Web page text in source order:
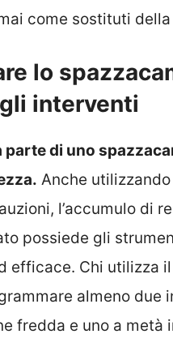
come sostituti
lo
interventi
parte di uno
Anche
l’accumulo di
possiede gli
efficace. Chi utilizza
almeno due
fredda e uno a metà